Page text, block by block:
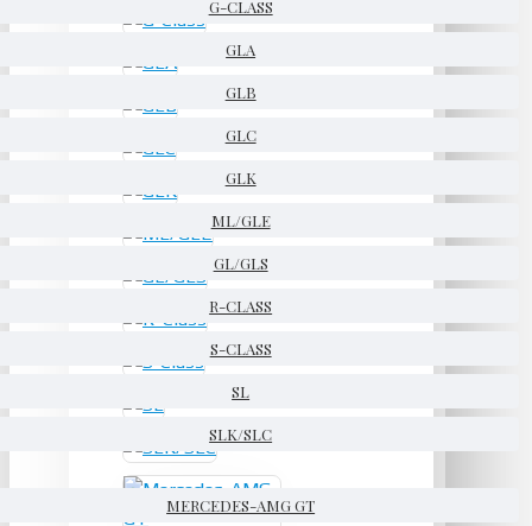
G-CLASS
GLA
GLB
GLC
GLK
ML/GLE
GL/GLS
R-CLASS
S-CLASS
SL
SLK/SLC
MERCEDES-AMG GT